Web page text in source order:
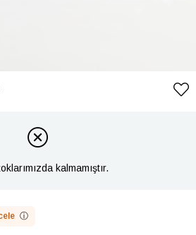
kalmamıştır.
ⓘ